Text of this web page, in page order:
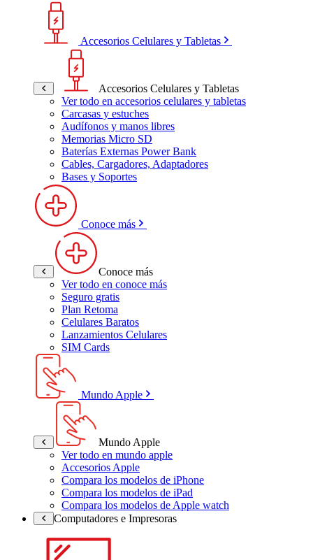
Accesorios Celulares y Tabletas
Accesorios Celulares y Tabletas
Ver todo en accesorios celulares y tabletas
Carcasas y estuches
Audífonos y manos libres
Memorias Micro SD
Baterías Externas Power Bank
Cables, Cargadores, Adaptadores
Bases y Soportes
Conoce más
Conoce más
Ver todo en conoce más
Seguro gratis
Plan Retoma
Celulares Baratos
Lanzamientos Celulares
SIM Cards
Mundo Apple
Mundo Apple
Ver todo en mundo apple
Accesorios Apple
Compara los modelos de iPhone
Compara los modelos de iPad
Compara los modelos de Apple watch
Computadores e Impresoras